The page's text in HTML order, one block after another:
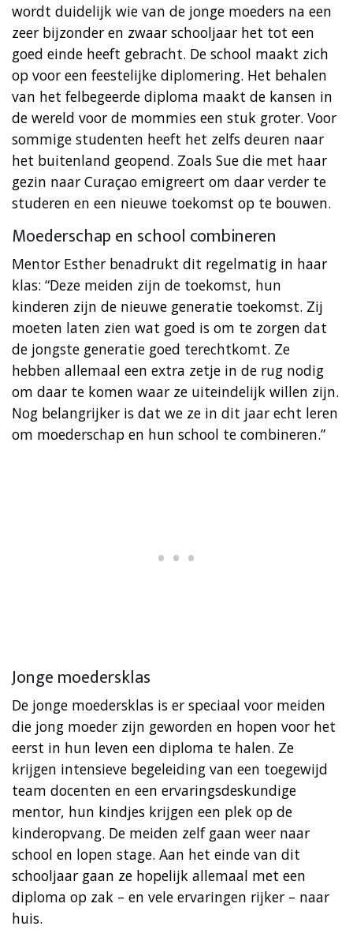
wordt duidelijk wie van de jonge moeders na een
zeer bijzonder en zwaar schooljaar het tot een
goed einde heeft gebracht. De school maakt zich
op voor een feestelijke diplomering. Het behalen
van het felbegeerde diploma maakt de kansen in
de wereld voor de mommies een stuk groter. Voor
sommige studenten heeft het zelfs deuren naar
het buitenland geopend. Zoals Sue die met haar
gezin naar Curaçao emigreert om daar verder te
studeren en een nieuwe toekomst op te bouwen.
Moederschap en school combineren
Mentor Esther benadrukt dit regelmatig in haar
klas: “Deze meiden zijn de toekomst, hun
kinderen zijn de nieuwe generatie toekomst. Zij
moeten laten zien wat goed is om te zorgen dat
de jongste generatie goed terechtkomt. Ze
hebben allemaal een extra zetje in de rug nodig
om daar te komen waar ze uiteindelijk willen zijn.
Nog belangrijker is dat we ze in dit jaar echt leren
om moederschap en hun school te combineren.”
Jonge moedersklas
De jonge moedersklas is er speciaal voor meiden
die jong moeder zijn geworden en hopen voor het
eerst in hun leven een diploma te halen. Ze
krijgen intensieve begeleiding van een toegewijd
team docenten en een ervaringsdeskundige
mentor, hun kindjes krijgen een plek op de
kinderopvang. De meiden zelf gaan weer naar
school en lopen stage. Aan het einde van dit
schooljaar gaan ze hopelijk allemaal met een
diploma op zak – en vele ervaringen rijker – naar
huis.